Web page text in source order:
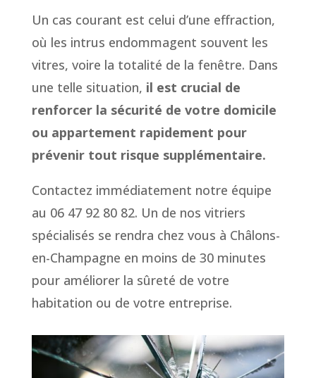
Un cas courant est celui d’une effraction,
où les intrus endommagent souvent les
vitres, voire la totalité de la fenêtre. Dans
une telle situation, il est crucial de
renforcer la sécurité de votre domicile
ou appartement rapidement pour
prévenir tout risque supplémentaire.
Contactez immédiatement notre équipe
au 06 47 92 80 82. Un de nos vitriers
spécialisés se rendra chez vous à Châlons-
en-Champagne en moins de 30 minutes
pour améliorer la sûreté de votre
habitation ou de votre entreprise.